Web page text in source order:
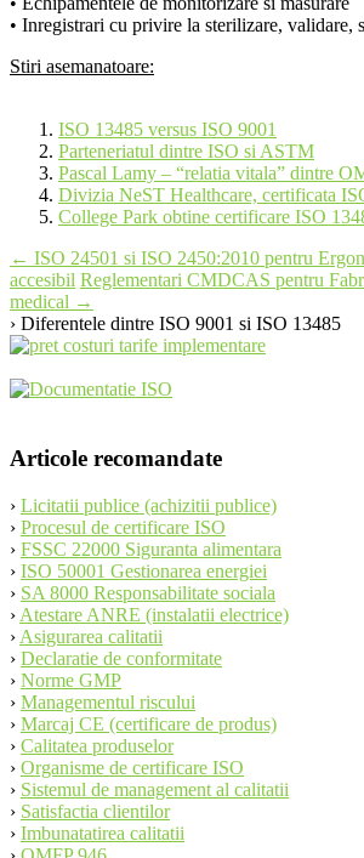
• Inregistrari cu privire la sterilizare, validare,
Stiri asemanatoare:
ISO 13485 versus ISO 9001
Parteneriatul dintre ISO si ASTM
Pascal Lamy – “relatia vitala” dintre
Divizia NeST Healthcare, certificata
College Park obtine certificare ISO
Post
navigation
← ISO 24501 si ISO 2450:2010 pentru
accesibil Reglementari CMDCAS pentru
medical →
› Diferentele dintre ISO 9001 si ISO 13485
Articole recomandate
› Licitatii publice (achizitii publice)
› Procesul de certificare ISO
› FSSC 22000 Siguranta alimentara
› ISO 50001 Gestionarea energiei
› SA 8000 Responsabilitate sociala
› Atestare ANRE (instalatii electrice)
› Asigurarea calitatii
› Declaratie de conformitate
› Norme GMP
› Managementul riscului
› Marcaj CE (certificare de produs)
› Calitatea produselor
› Organisme de certificare ISO
› Sistemul de management al calitatii
› Satisfactia clientilor
› Imbunatatirea calitatii